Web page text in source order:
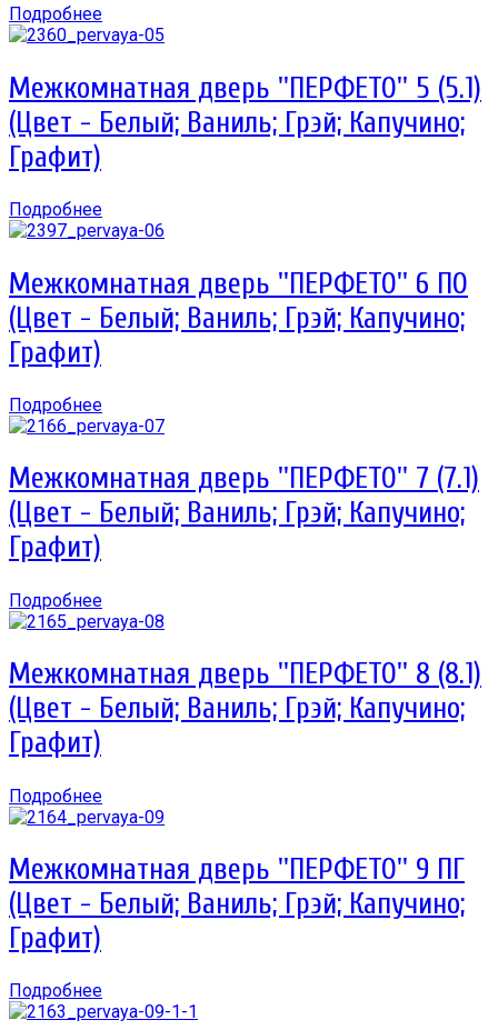
Подробнее
Межкомнатная дверь ''ПЕРФЕТО'' 5 (5.1)
(Цвет - Белый; Ваниль; Грэй; Капучино;
Графит)
Подробнее
Межкомнатная дверь ''ПЕРФЕТО'' 6 ПО
(Цвет - Белый; Ваниль; Грэй; Капучино;
Графит)
Подробнее
Межкомнатная дверь ''ПЕРФЕТО'' 7 (7.1)
(Цвет - Белый; Ваниль; Грэй; Капучино;
Графит)
Подробнее
Межкомнатная дверь ''ПЕРФЕТО'' 8 (8.1)
(Цвет - Белый; Ваниль; Грэй; Капучино;
Графит)
Подробнее
Межкомнатная дверь ''ПЕРФЕТО'' 9 ПГ
(Цвет - Белый; Ваниль; Грэй; Капучино;
Графит)
Подробнее